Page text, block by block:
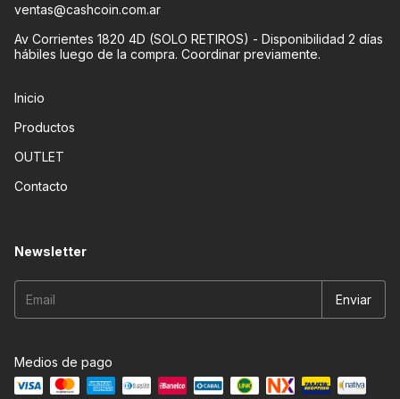
ventas@cashcoin.com.ar
Av Corrientes 1820 4D (SOLO RETIROS) - Disponibilidad 2 días
hábiles luego de la compra. Coordinar previamente.
Inicio
Productos
OUTLET
Contacto
Newsletter
Medios de pago